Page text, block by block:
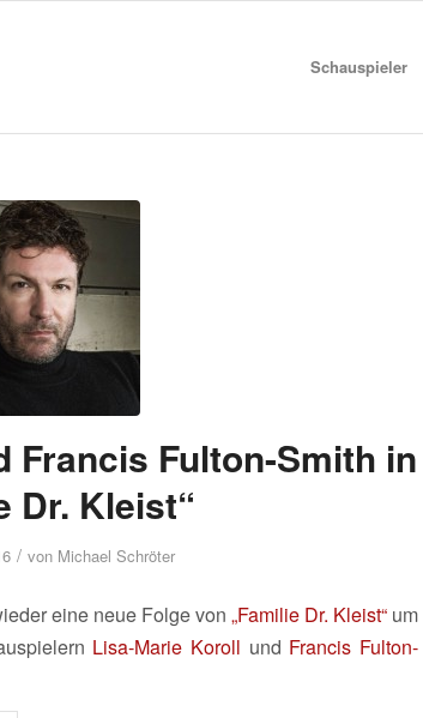
Schauspieler
Francis Fulton-Smith in
Dr. Kleist“
/ von Michael Schröter
eine neue Folge von „Familie Dr. Kleist“ um
Lisa-Marie Koroll und Francis Fulton-